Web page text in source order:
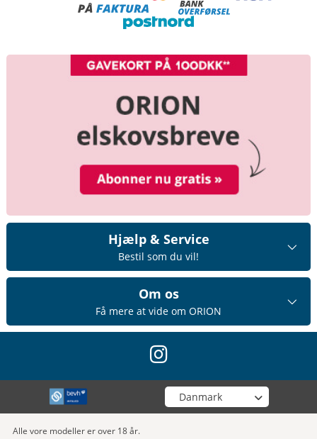
Hjælp & Service
Bestil som du vil!
Om os
Få mere at vide om ORION
instagram
Vælg din butik
Alle vore modeller er over 18 år.